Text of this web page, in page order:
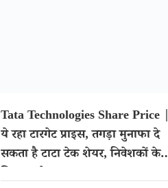
Tata Technologies Share Price |
ये रहा टारगेट प्राइस, तगड़ा मुनाफा दे
सकता है टाटा टेक शेयर, निवेशकों के